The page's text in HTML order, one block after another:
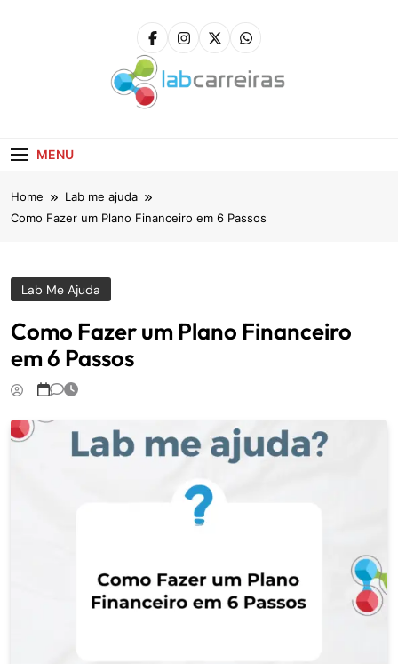
MENU
Home
Lab me ajuda
Como Fazer um Plano Financeiro em 6 Passos
Lab Me Ajuda
Como Fazer um Plano Financeiro
em 6 Passos